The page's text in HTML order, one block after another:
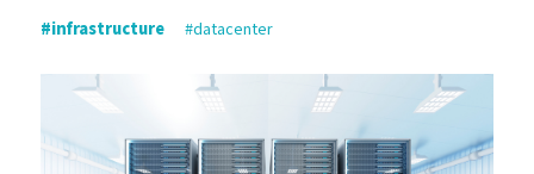
#infrastructure #datacenter